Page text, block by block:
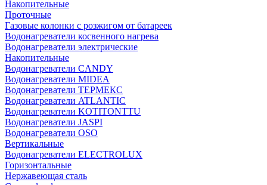
Накопительные
Проточные
Газовые колонки с розжигом от батареек
Водонагреватели косвенного нагрева
Водонагреватели электрические
Накопительные
Водонагреватели CANDY
Водонагреватели MIDEA
Водонагреватели ТЕРМЕКС
Водонагреватели ATLANTIC
Водонагреватели KOTITONTTU
Водонагреватели JASPI
Водонагреватели OSO
Вертикальные
Водонагреватели ELECTROLUX
Горизонтальные
Нержавеющая сталь